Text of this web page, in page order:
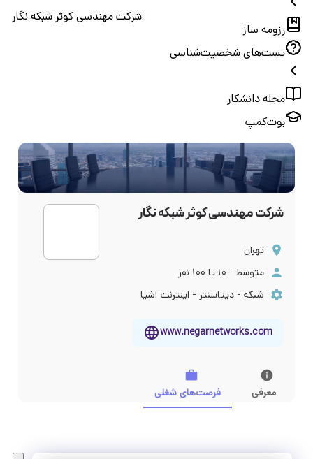
رزومه ساز
تست‌های شخصیت‌شناسی
مجله دانشکار
بوت‌کمپ
شرکت مهندسی کوثر شبکه نگار
شرکت مهندسی کوثر شبکه نگار
تهران
متوسط - ۱۰ تا ۱۰۰ نفر
شبکه - دیتاسنتر - اینترنت اشیا
www.negarnetworks.com
معرفی فرصت‌های شغلی